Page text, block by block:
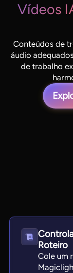
Vídeos
Conteúdos de
áudio
de trabalho
Roteiro
Cole um